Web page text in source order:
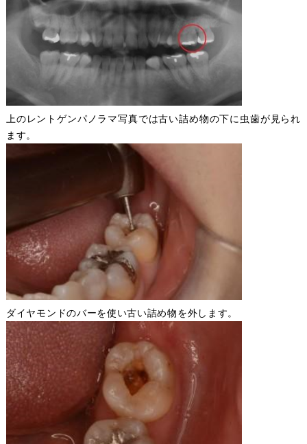
上のレントゲンパノラマ写真では古い詰め物の下に虫歯が見られ
ます。
ダイヤモンドのバーを使い古い詰め物を外します。